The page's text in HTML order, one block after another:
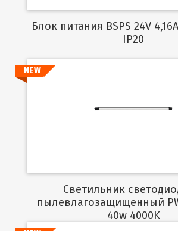
Блок питания BSPS 24V 4,16A=100W SLIM
IP20
NEW
Светильник светодиодный
пылевлагозащищенный
40w 4000K